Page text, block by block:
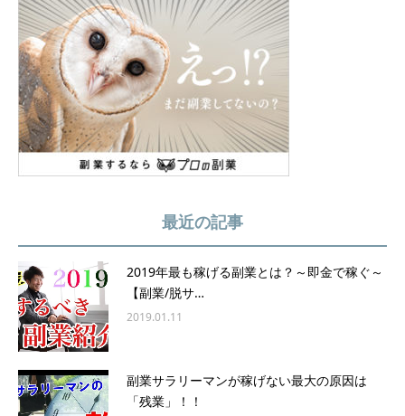
最近の記事
2019年最も稼げる副業とは？～即金で稼ぐ～
【副業/脱サ…
2019.01.11
副業サラリーマンが稼げない最大の原因は
「残業」！！